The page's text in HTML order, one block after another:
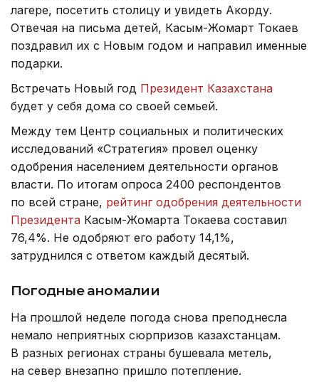
лагере, посетить столицу и увидеть Акорду.
Отвечая на письма детей, Касым-Жомарт Токаев
поздравил их с Новым годом и направил именные
подарки.
Встречать Новый год Президент Казахстана
будет у себя дома со своей семьей.
Между тем Центр социальных и политических
исследований «Стратегия» провел оценку
одобрения населением деятельности органов
власти. По итогам опроса 2400 респондентов
по всей стране, рейтинг одобрения деятельности
Президента Касым-Жомарта Токаева составил
76,4%. Не одобряют его работу 14,1%,
затруднился с ответом каждый десятый.
Погодные аномалии
На прошлой неделе погода снова преподнесла
немало неприятных сюрпризов казахстанцам.
В разных регионах страны бушевала метель,
на север внезапно пришло потепление.